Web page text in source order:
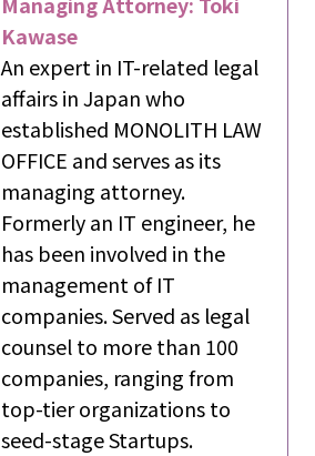
Kawase
An expert in IT-related legal
affairs in Japan who
established MONOLITH LAW
OFFICE and serves as its
managing attorney.
Formerly an IT engineer, he
has been involved in the
management of IT
companies. Served as legal
counsel to more than 100
companies, ranging from
top-tier organizations to
seed-stage Startups.